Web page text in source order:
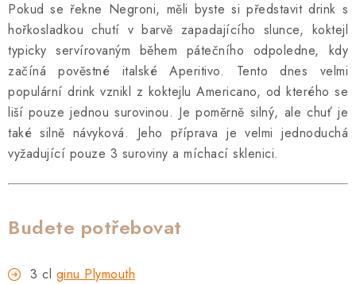
Pokud se řekne Negroni, měli byste si představit drink s
hořkosladkou chutí v barvě zapadajícího slunce, koktejl
typicky servírovaným během pátečního odpoledne, kdy
začíná pověstné italské Aperitivo. Tento dnes velmi
populární drink vznikl z koktejlu Americano, od kterého se
liší pouze jednou surovinou. Je poměrně silný, ale chuť je
také silně návyková. Jeho příprava je velmi jednoduchá
vyžadující pouze 3 suroviny a míchací sklenici.
Budete potřebovat
3 cl ginu Plymouth